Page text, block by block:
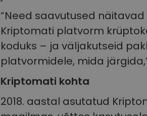
“Need saavutused
Kriptomati platvorm
koduks – ja väljakutseid
platvormidele, mida
Kriptomati kohta
2018. aastal asutatud